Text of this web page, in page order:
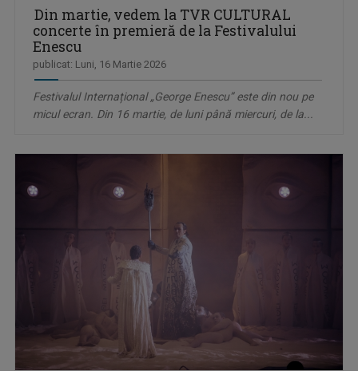
Din martie, vedem la TVR CULTURAL
concerte în premieră de la Festivalului
Enescu
publicat: Luni, 16 Martie 2026
Festivalul Internațional „George Enescu” este din nou pe
micul ecran. Din 16 martie, de luni până miercuri, de la...